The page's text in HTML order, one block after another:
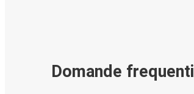
Domande frequenti